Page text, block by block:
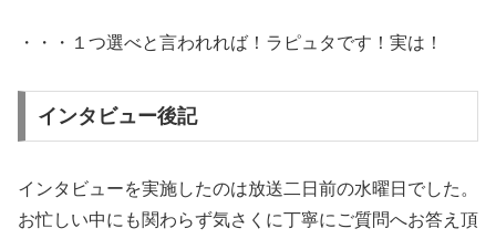
・・・１つ選べと言われれば！ラピュタです！実は！
インタビュー後記
インタビューを実施したのは放送二日前の水曜日でした。
お忙しい中にも関わらず気さくに丁寧にご質問へお答え頂